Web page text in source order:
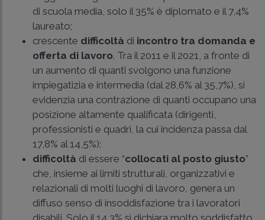
di scuola media, solo il 35% è diplomato e il 7,4%
laureato;
crescente difficoltà di incontro tra domanda e
offerta di lavoro. Tra il 2011 e il 2021, a fronte di
un aumento di quanti svolgono una funzione
impiegatizia e intermedia (dal 28,6% al 35,7%), si
evidenzia una contrazione di quanti occupano una
posizione altamente qualificata (dirigenti,
professionisti e quadri, la cui incidenza passa dal
17,8% al 14,5%);
difficoltà di essere “collocati al posto giusto”
che, insieme ai limiti strutturali, organizzativi e
relazionali di molti luoghi di lavoro, genera un
diffuso senso di insoddisfazione tra i lavoratori
disabili. Solo il 14,3% si dichiara molto soddisfatto